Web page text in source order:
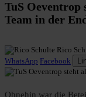
TuS Oeventrop
Team in der
Rico
WhatsApp Facebook
Ohnehin war die